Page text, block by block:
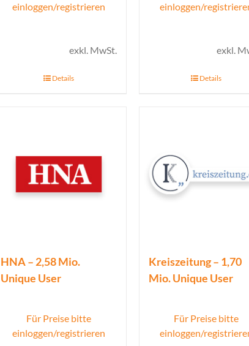
einloggen/registrieren
exkl. MwSt.
Details
einloggen/
exkl.
Details
HNA – 2,58 Mio.
Unique User
Für Preise bitte
einloggen/registrieren
Kreiszeitung – 1,70
Mio. Unique User
Für Preise bitte
einloggen/